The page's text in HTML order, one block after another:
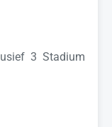
3 Stadium